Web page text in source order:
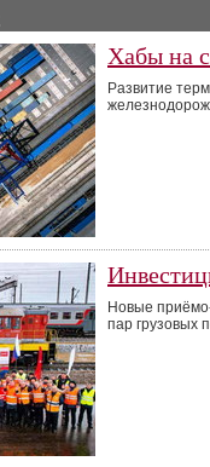
Хабы на
Развитие
Новые
пар грузовых